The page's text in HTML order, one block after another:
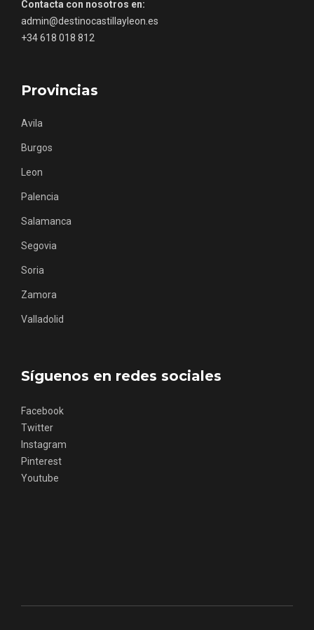
Contacta con nosotros en:
admin@destinocastillayleon.es
+34 618 018 812
Provincias
Avila
Burgos
Leon
Palencia
Salamanca
Segovia
Soria
Zamora
Valladolid
Síguenos en redes sociales
Facebook
Twitter
Instagram
Pinterest
Youtube
Roa
Los Pueblos más bonitos de España, en
Castilla y León